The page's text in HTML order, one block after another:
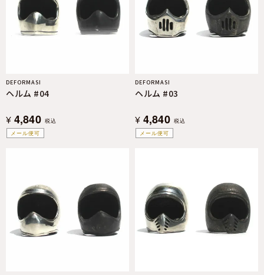
メール便可
DEFORMASI
ヘルム #04
¥ 4,840 税込
メール便可
DEFORMASI
ヘルム #03
¥ 4,840 税込